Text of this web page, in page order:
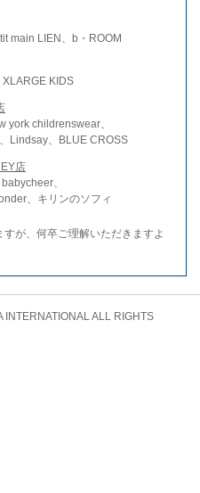
main LIEN、b・ROOM
KIDS
york childrenswear、
Lindsay、BLUE CROSS
店
、
、キリンのソフィ
が、何卒ご理解いただきますよ